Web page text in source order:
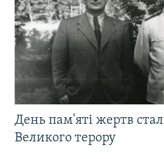
День пам'яті жертв
Великого терору